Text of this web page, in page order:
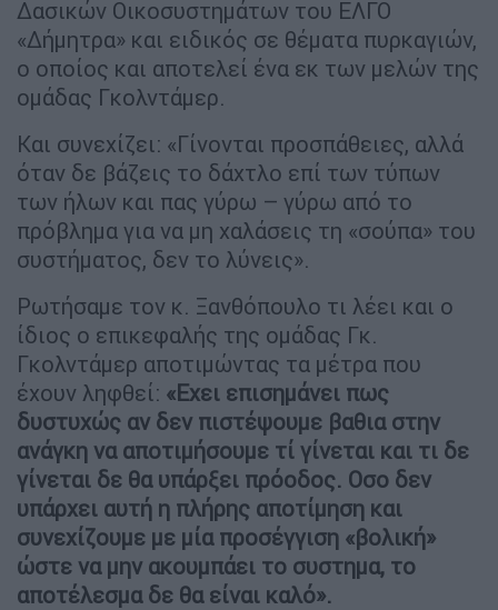
Δασικών Οικοσυστημάτων του ΕΛΓΟ
«Δήμητρα» και ειδικός σε θέματα πυρκαγιών,
ο οποίος και αποτελεί ένα εκ των μελών της
ομάδας Γκολντάμερ.
Και συνεχίζει: «Γίνονται προσπάθειες, αλλά
όταν δε βάζεις το δάχτλο επί των τύπων
των ήλων και πας γύρω – γύρω από το
πρόβλημα για να μη χαλάσεις τη «σούπα» του
συστήματος, δεν το λύνεις».
Ρωτήσαμε τον κ. Ξανθόπουλο τι λέει και ο
ίδιος ο επικεφαλής της ομάδας Γκ.
Γκολντάμερ αποτιμώντας τα μέτρα που
έχουν ληφθεί: «Εχει επισημάνει πως
δυστυχώς αν δεν πιστέψουμε βαθια στην
ανάγκη να αποτιμήσουμε τί γίνεται και τι δε
γίνεται δε θα υπάρξει πρόοδος. Οσο δεν
υπάρχει αυτή η πλήρης αποτίμηση και
συνεχίζουμε με μία προσέγγιση «βολική»
ώστε να μην ακουμπάει το συστημα, το
αποτέλεσμα δε θα είναι καλό».